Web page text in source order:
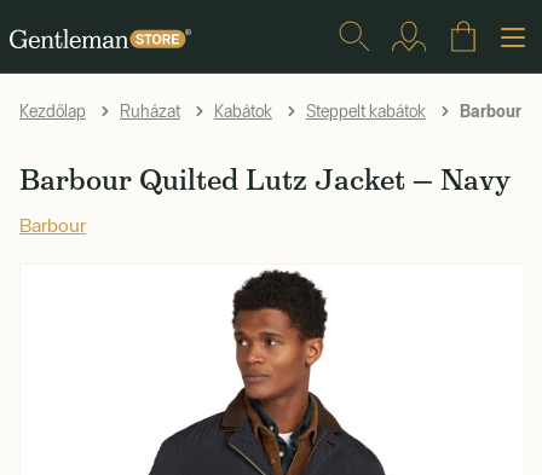
Kezdőlap Ruházat Kabátok Steppelt kabátok Barbour
Barbour Quilted Lutz Jacket — Navy
Barbour